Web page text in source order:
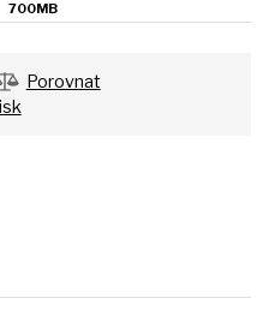
700MB
Porovnat